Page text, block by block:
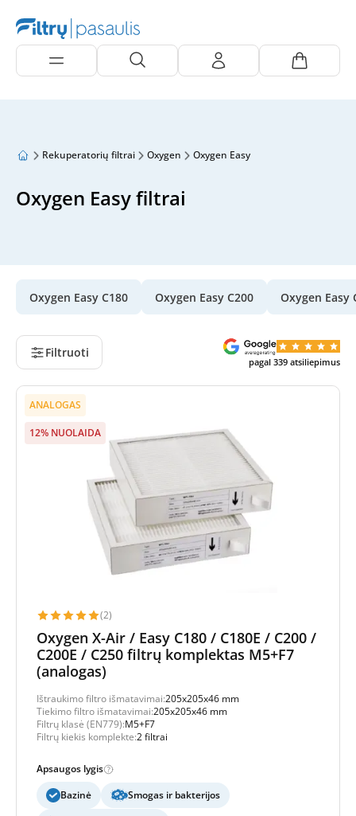
Rekuperatorių filtrai Oxygen Oxygen Easy
Oxygen Easy filtrai
Oxygen Easy C180 Oxygen Easy C200 Oxygen Easy
Filtruoti
pagal 339 atsiliepimus
ANALOGAS
12% NUOLAIDA
(2)
Oxygen X-Air / Easy C180 / C180E / C200 /
C200E / C250 filtrų komplektas M5+F7
(analogas)
Ištraukimo filtro išmatavimai:205x205x46 mm
Tiekimo filtro išmatavimai:205x205x46 mm
Filtrų klasė (EN779):M5+F7
Filtrų kiekis komplekte:2 filtrai
Apsaugos lygis
Bazinė
Smogas ir bakterijos